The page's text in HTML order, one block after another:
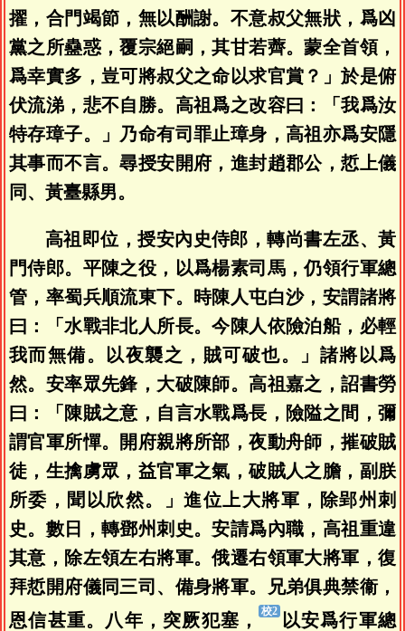
擢，合門竭節，無以酬謝。不意叔父無狀，爲凶
黨之所蠱惑，覆宗絕嗣，其甘若薺。蒙全首領，
爲幸實多，豈可將叔父之命以求官賞？」於是俯
伏流涕，悲不自勝。高祖爲之改容曰：「我爲汝
特存璋子。」乃命有司罪止璋身，高祖亦爲安隱
其事而不言。尋授安開府，進封趙郡公，悊上儀
同、黃臺縣男。
高祖即位，授安內史侍郎，轉尚書左丞、黃
門侍郎。平陳之役，以爲楊素司馬，仍領行軍總
管，率蜀兵順流東下。時陳人屯白沙，安謂諸將
曰：「水戰非北人所長。今陳人依險泊船，必輕
我而無備。以夜襲之，賊可破也。」諸將以爲
然。安率眾先鋒，大破陳師。高祖嘉之，詔書勞
曰：「陳賊之意，自言水戰爲長，險隘之間，彌
謂官軍所憚。開府親將所部，夜動舟師，摧破賊
徒，生擒虜眾，益官軍之氣，破賊人之膽，副朕
所委，聞以欣然。」進位上大將軍，除郢州刺
史。數日，轉鄧州刺史。安請爲內職，高祖重違
其意，除左領左右將軍。俄遷右領軍大將軍，復
拜悊開府儀同三司、備身將軍。兄弟俱典禁衞，
恩信甚重。八年，突厥犯塞，
以安爲行軍總